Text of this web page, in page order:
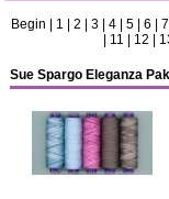
Sue Spargo Eleganza
Begin 1 2 3| 4| 5| 6 7
11 12